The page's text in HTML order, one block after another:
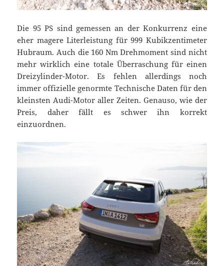
Die 95 PS sind gemessen an der Konkurrenz eine
eher magere Literleistung für 999 Kubikzentimeter
Hubraum. Auch die 160 Nm Drehmoment sind nicht
mehr wirklich eine totale Überraschung für einen
Dreizylinder-Motor. Es fehlen allerdings noch
immer offizielle genormte Technische Daten für den
kleinsten Audi-Motor aller Zeiten. Genauso, wie der
Preis, daher fällt es schwer ihn korrekt
einzuordnen.